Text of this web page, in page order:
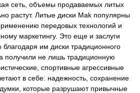
сеть, объемы продаваемых литых
растут. Литые диски Mak популярны
передовых технологий и
маркетингу. Это еще и заслуги
им диски традиционного
получили не лишь традиционную
спортивные агрессивные
в себе: надежность, сохранение
которые разрушают привычные